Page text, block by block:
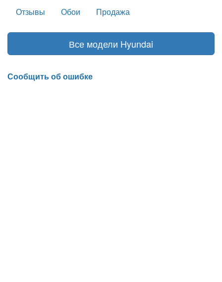
Отзывы
Обои Продажа
Все модели Hyundai
Сообщить об ошибке